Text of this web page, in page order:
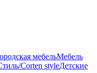
мебельМебель
Corten styleДетские